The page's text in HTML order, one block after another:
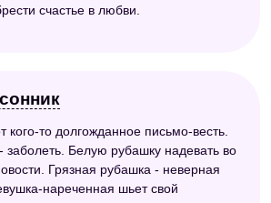
счастье в любви.
кого-то долгожданное письмо-весть.
заболеть. Белую рубашку надевать во
Грязная рубашка - неверная
нареченная шьет свой